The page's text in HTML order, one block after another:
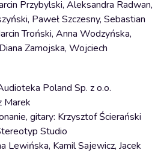
Przybylski, Aleksandra Radwan,
Paweł Szczesny, Sebastian
Troński, Anna Wodzyńska,
Zamojska, Wojciech
Poland Sp. z o.o.
Marek
gitary: Krzysztof Ścierański
Studio
Lewińska, Kamil Sajewicz, Jacek